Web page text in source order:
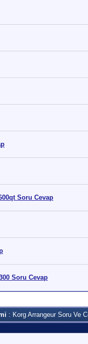
Soru Cevap
Soru Cevap
: Korg Arrangeur Soru Ve